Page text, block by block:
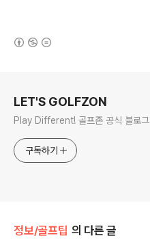
LET'S GOLFZON
Play Different! 골프존 공식 블로그
구독하기
정보/골프팁 의 다른 글